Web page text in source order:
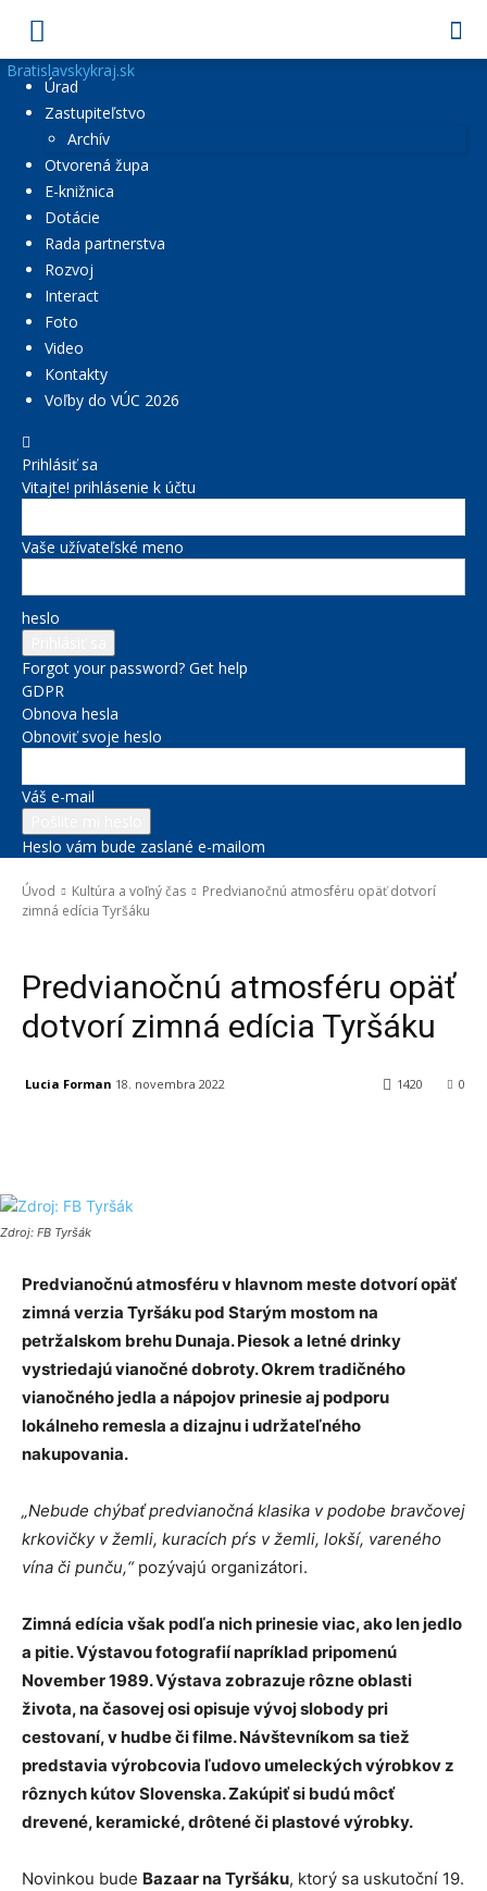
Bratislavskykraj.sk
Úrad
Zastupiteľstvo
Archív
Otvorená župa
E-knižnica
Dotácie
Rada partnerstva
Rozvoj
Interact
Foto
Video
Kontakty
Voľby do VÚC 2026
Prihlásiť sa
Vitajte! prihlásenie k účtu
Vaše užívateľské meno
heslo
Forgot your password? Get help
GDPR
Obnova hesla
Obnoviť svoje heslo
Váš e-mail
Heslo vám bude zaslané e-mailom
Úvod Kultúra a voľný čas
Predvianočnú atmosféru opäť dotvorí
zimná edícia Tyršáku
Predvianočnú atmosféru opäť
dotvorí zimná edícia Tyršáku
Lucia Forman 18. novembra 2022 0
1420
Zdroj: FB Tyršák
Predvianočnú atmosféru v hlavnom meste dotvorí opäť
zimná verzia Tyršáku pod Starým mostom na
petržalskom brehu Dunaja. Piesok a letné drinky
vystriedajú vianočné dobroty. Okrem tradičného
vianočného jedla a nápojov prinesie aj podporu
lokálneho remesla a dizajnu i udržateľného
nakupovania.
„Nebude chýbaťpredvianočná klasika v podobe bravčovej
krkovičky v žemli, kuracích pŕs v žemli, lokší, vareného
vína či punču,“pozývajú organizátori.
Zimná edícia však podľa nich prinesie viac, ako len jedlo
a pitie. Výstavou fotografií napríklad pripomenú
November 1989. Výstava zobrazuje rôzne oblasti
života, na časovej osi opisuje vývoj slobody pri
cestovaní, v hudbe či filme. Návštevníkom sa tiež
predstavia výrobcovia ľudovo umeleckých výrobkov z
rôznych kútov Slovenska. Zakúpiť si budú môcť
drevené, keramické, drôtené či plastové výrobky.
Novinkou bude Bazaar na Tyršáku, ktorý sa uskutoční 19.